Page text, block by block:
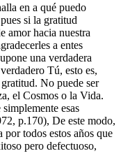
en a qué puedo
si la gratitud
amor hacia nuestra
a entes
una verdadera
Tú, esto es,
No puede ser
el Cosmos o la Vida.
esas
p.170), De este modo,
por todos estos años que
pero defectuoso,